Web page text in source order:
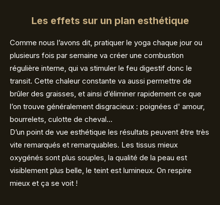
Les effets sur un plan esthétique
Comme nous l’avons dit, pratiquer le yoga chaque jour ou
plusieurs fois par semaine va créer une combustion
régulière interne, qui va stimuler le feu digestif donc le
transit. Cette chaleur constante va aussi permettre de
brûler des graisses, et ainsi d’éliminer rapidement ce que
l’on trouve généralement disgracieux : poignées d' amour,
bourrelets, culotte de cheval…
D’un point de vue esthétique les résultats peuvent être très
vite remarqués et remarquables. Les tissus mieux
oxygénés sont plus souples, la qualité de la peau est
visiblement plus belle, le teint est lumineux. On respire
mieux et ça se voit !